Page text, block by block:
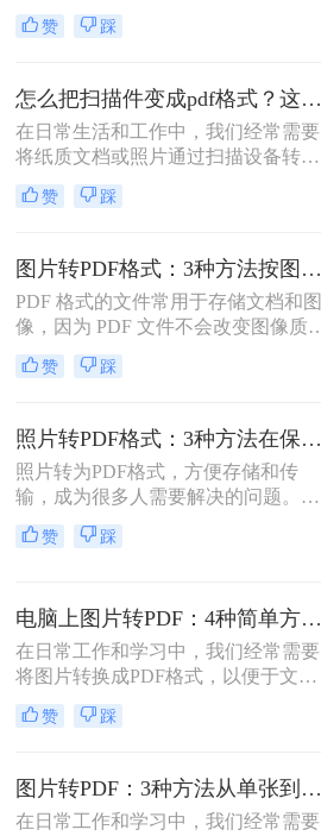
一张一张地看照片相对麻烦，所以我
们通常会把照片变成PDF。事实上，
天，我将教你图片转为pdf怎么弄免费
的。
赞 踩
怎么把扫描件变成pdf格式？这三种方法简单又实用！
在日常生活和工作中，我们经常需要
将纸质文档或照片通过扫描设备转化
为数字格式，并进一步将其保存为
PDF文件，以便于分享、存储和查
呢？本文将介绍三种将扫描件转换成
PDF格式的方法。
赞 踩
图片转PDF格式：3种方法按图片来源（手机/相机/截图）选！
PDF 格式的文件常用于存储文档和图
像，因为 PDF 文件不会改变图像质
量、版本或格式，而且可以在任何设
备之间轻松传输。如果你想将一些图
并成一个 PDF 文件，本文将介绍图片
如何转换为PDF格式。
赞 踩
照片转PDF格式：3种方法在保留EXIF信息和画质上的差异！
照片转为PDF格式，方便存储和传
输，成为很多人需要解决的问题。无
论是为了整理相册、备份照片，还是
为了表格化、合并分享，PDF格式都
简单而快速的方法，帮助您轻松实现
照片转PDF的操作。
赞 踩
电脑上图片转PDF：4种简单方法的操作步骤和DPI设置！
在日常工作和学习中，我们经常需要
将图片转换成PDF格式，以便于文件
的传输、存储和打印。那么电脑上怎
么图片转pdf呢？本文将介绍三种在电
您根据不同的需求选择最合适的方
法。
赞 踩
图片转PDF：3种方法从单张到批量转换的操作差异！
在日常工作和学习中，我们经常需要